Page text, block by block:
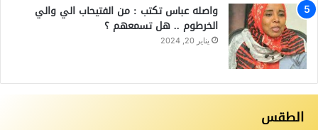
واصله عباس تكتب : من الفتيحاب الي والي
الخرطوم .. هل تسمعهم ؟
يناير 20, 2024
الطقس